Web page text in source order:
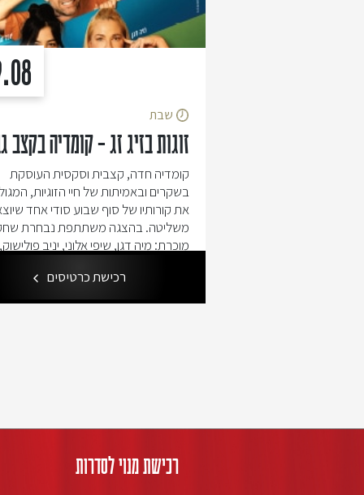
שבת
זוגות בזיג זג – קומדיה בקצב
קומדיה חדה, קצבית וסקסית העוסקת
בשקרים ובאמיתות של חיי הזוגיות,
את קורותיו של סוף שבוע סודי אחד
משליטה. בהצגה משתתפת נבחרת
מוכרת: מיה דגן, שיפי אלוני, יניב
(השחקנים מופיעים לסירוגין) אורך
רכישת כרטיסים
רכישת מנוי לסדרות